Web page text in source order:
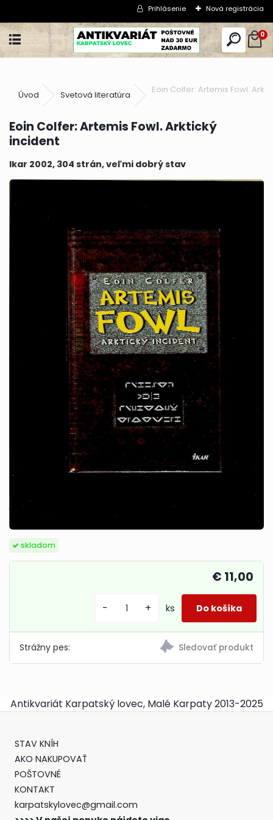
Prihlásenie Nová registrácia
0
Úvod Svetová literatúra
Eoin Colfer: Artemis Fowl.
Eoin Colfer: Artemis Fowl. Arktický
incident
Ikar 2002, 304 strán, veľmi dobrý stav
skladom
€ 11,00
Strážny pes:
- + ks
Antikvariát Karpatský lovec, Malé Karpaty 2013-2025
STAV KNÍH
AKO NAKUPOVAŤ
POŠTOVNÉ
KONTAKT
karpatskylovec@gmail.com